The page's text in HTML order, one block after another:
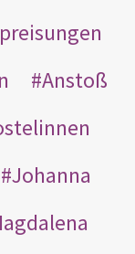
Anstoß
Johanna